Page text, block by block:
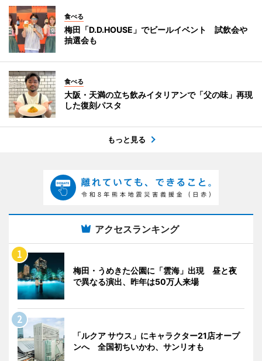
食べる
梅田「D.D.HOUSE」でビールイベント 試飲会や
抽選会も
食べる
大阪・天満の立ち飲みイタリアンで「父の味」再現
した復刻パスタ
もっと見る
アクセスランキング
梅田・うめきた公園に「雲海」出現 昼と夜
で異なる演出、昨年は50万人来場
「ルクア サウス」にキャラクター21店オープ
ンへ 全国初ちいかわ、サンリオも